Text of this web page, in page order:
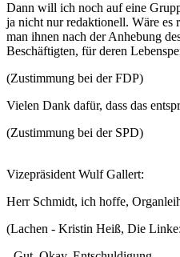
Dann will ich noch auf eine
ja nicht nur redaktionell. Wäre es
man ihnen nach der Anhebung
Beschäftigten, für deren
(Zustimmung bei der FDP)
Vielen Dank dafür, dass das
(Zustimmung bei der SPD)
Vizepräsident Wulf Gallert:
Herr Schmidt, ich hoffe,
(Lachen - Kristin Heiß, Die